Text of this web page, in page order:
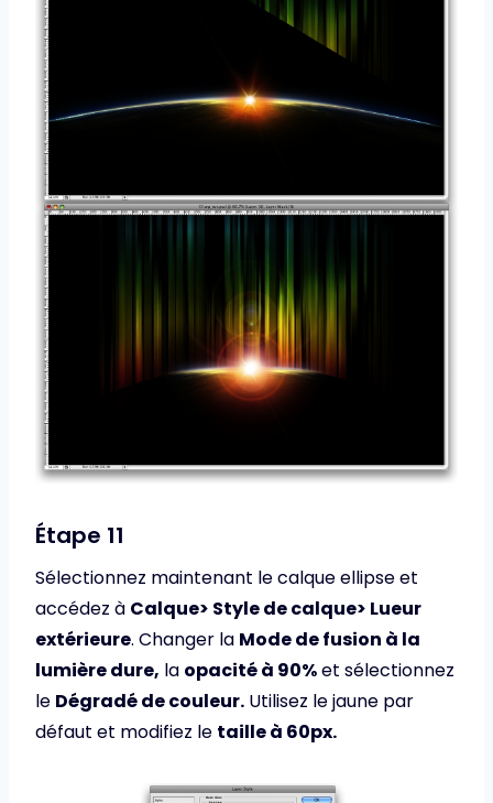
Étape 11
Sélectionnez maintenant le calque ellipse et
accédez à Calque> Style de calque> Lueur
extérieure. Changer la Mode de fusion à la
lumière dure, la opacité à 90%et sélectionnez
le Dégradé de couleur. Utilisez le jaune par
défaut et modifiez le taille à 60px.